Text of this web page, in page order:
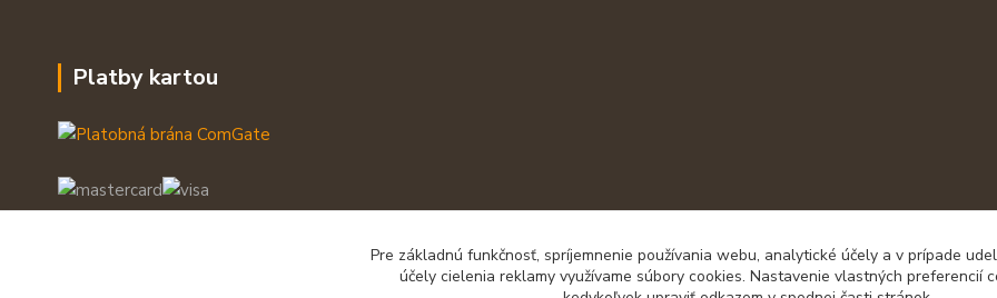
Platby kartou
Pre základnú funkčnosť, spríjemnenie používania webu, analytické účely a v prípade
účely cielenia reklamy využívame súbory cookies. Nastavenie vlastných preferencií